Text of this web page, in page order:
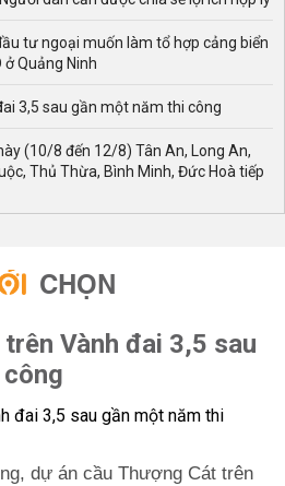
tư ngoại muốn làm tổ hợp cảng biển
Quảng Ninh
3,5 sau gần một năm thi công
(10/8 đến 12/8) Tân An, Long An,
Thủ Thừa, Bình Minh, Đức Hoà tiếp
CHỌN
Vành đai 3,5 sau
dự án cầu Thượng Cát trên